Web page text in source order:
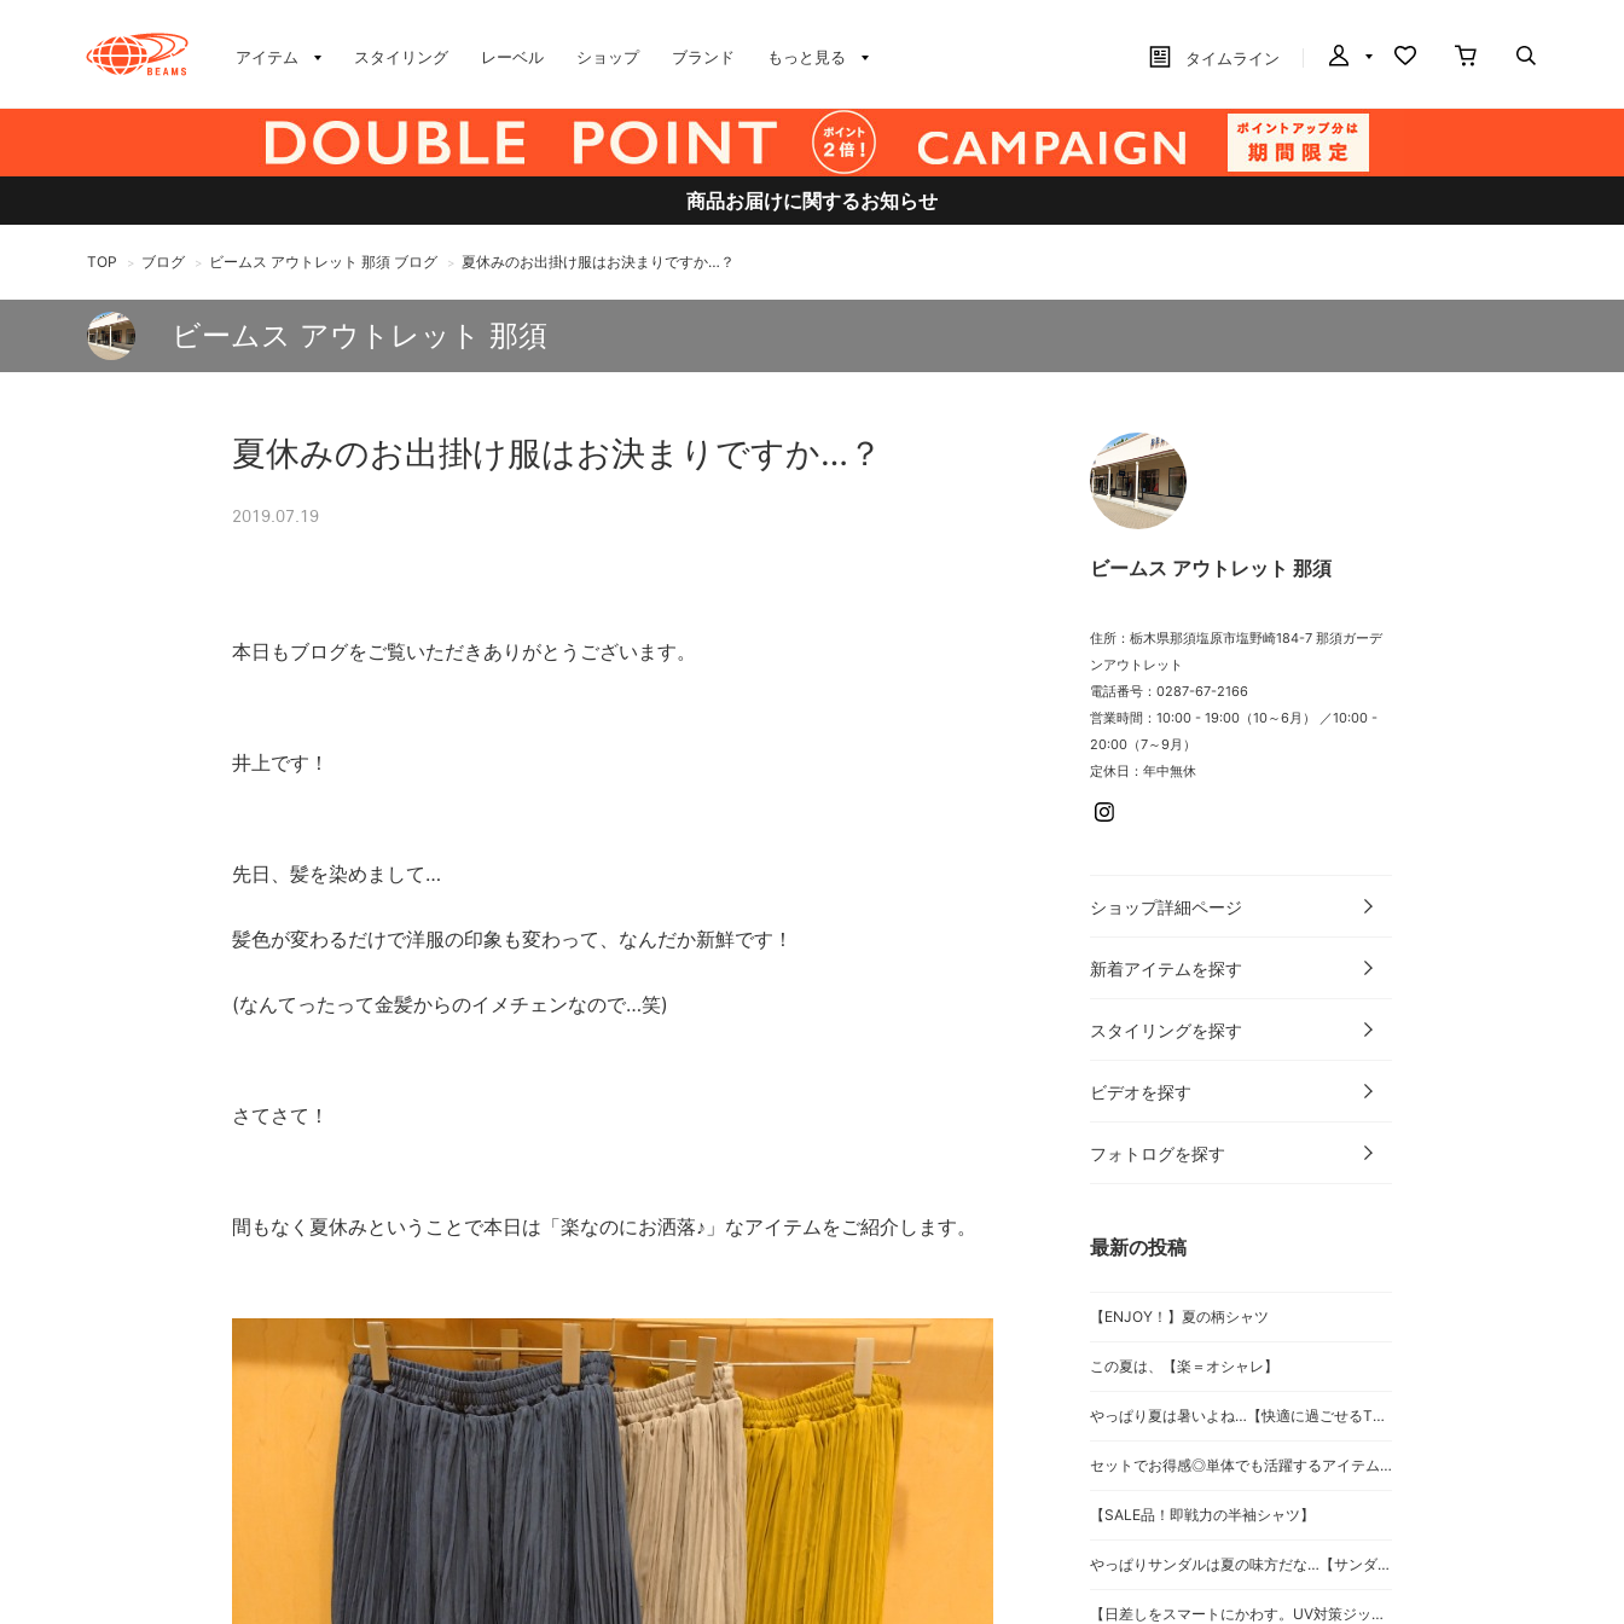
アイテム スタイリング レーベル ショップ ブランド もっと見る タイムライン
商品お届けに関するお知らせ
TOP > ブログ > ビームス アウトレット 那須 ブログ > 夏休みのお出掛け服はお決まりですか…？
ビームス アウトレット 那須
夏休みのお出掛け服はお決まりですか…？
2019.07.19
本日もブログをご覧いただきありがとうございます。
井上です！
先日、髪を染めまして…
髪色が変わるだけで洋服の印象も変わって、なんだか新鮮です！
(なんてったって金髪からのイメチェンなので…笑)
さてさて！
間もなく夏休みということで本日は 「楽なのにお洒落♪」なアイテムをご紹介します。
ビームス アウトレット 那須
住所：栃木県那須塩原市塩野崎184-7 那須ガーデ
ンアウトレット
電話番号：0287-67-2166
営業時間：10:00 - 19:00（10～6月） ／10:00 -
20:00（7～9月）
定休日：年中無休
ショップ詳細ページ
新着アイテムを探す
スタイリングを探す
ビデオを探す
フォトログを探す
最新の投稿
【ENJOY！】夏の柄シャツ
この夏は、【楽＝オシャレ】
やっぱり夏は暑いよね…【快適に過ごせるTシャツを比較！】
セットでお得感◎単体でも活躍するアイテム！
【SALE品！即戦力の半袖シャツ】
やっぱりサンダルは夏の味方だな…【サンダルセレクション
【日差しをスマートにかわす。UV対策ジップパーカー】